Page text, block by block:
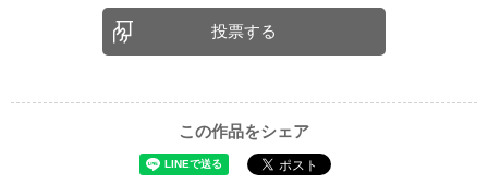
投票する
この作品をシェア